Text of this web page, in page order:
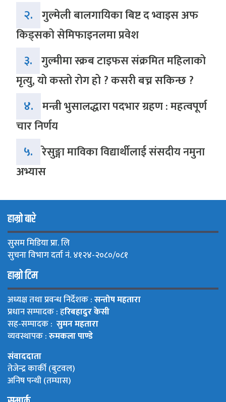
२. गुल्मेली बालगायिका बिष्ट द भ्वाइस अफ
किड्सको सेमिफाइनलमा प्रवेश
३. गुल्मीमा स्क्रब टाइफस संक्रमित महिलाको
मृत्यु, यो कस्तो रोग हो ? कसरी बच्न सकिन्छ ?
४. मन्त्री भुसालद्धारा पदभार ग्रहण : महत्वपूर्ण
चार निर्णय
५. रेसुङ्गा माविका विद्यार्थीलाई संसदीय नमुना
अभ्यास
हाम्रो बारे
सुसम मिडिया प्रा. लि
सुचना विभाग दर्ता नं. ४१२४-२०८०/०८१
हाम्रो टिम
अध्यक्ष तथा प्रवन्ध निर्देशक :सन्तोष महतारा
प्रधान सम्पादक : हरिबहादुर केसी
सह-सम्पादक : सुमन महतारा
व्यवस्थापक :रुमकला पाण्डे
संवाददाता
तेजेन्द्र कार्की (बुटवल)
अनिष पन्थी (तम्घास)